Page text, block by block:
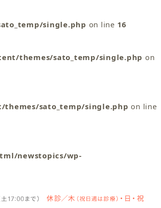
single.php on line 16
themes/sato_temp/single.php on
sato_temp/single.php on line
newstopics/wp-